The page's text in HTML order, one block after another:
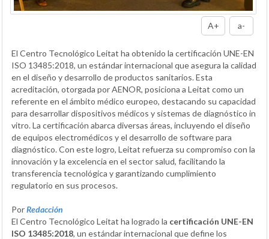
A+ a-
El Centro Tecnológico Leitat ha obtenido la certificación UNE-EN
ISO 13485:2018, un estándar internacional que asegura la calidad
en el diseño y desarrollo de productos sanitarios. Esta
acreditación, otorgada por AENOR, posiciona a Leitat como un
referente en el ámbito médico europeo, destacando su capacidad
para desarrollar dispositivos médicos y sistemas de diagnóstico in
vitro. La certificación abarca diversas áreas, incluyendo el diseño
de equipos electromédicos y el desarrollo de software para
diagnóstico. Con este logro, Leitat refuerza su compromiso con la
innovación y la excelencia en el sector salud, facilitando la
transferencia tecnológica y garantizando cumplimiento
regulatorio en sus procesos.
PorRedacción
El Centro Tecnológico Leitat ha logrado la certificación UNE-EN
ISO 13485:2018, un estándar internacional que define los